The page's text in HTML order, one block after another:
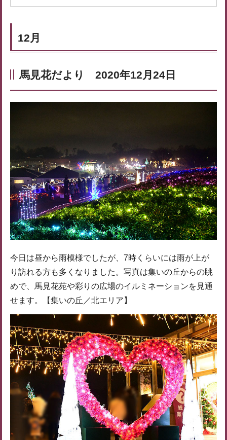
12月
馬見花だより 2020年12月24日
今日は昼から雨模様でしたが、7時くらいには雨が上が
り訪れる方も多くなりました。写真は集いの丘からの眺
めで、馬見花苑や彩りの広場のイルミネーションを見通
せます。【集いの丘／北エリア】